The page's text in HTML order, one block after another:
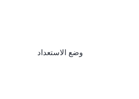
وضع الاستعداد